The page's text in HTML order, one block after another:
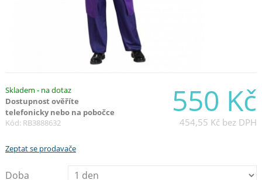
550 Kč
454,55 Kč bez DPH
Skladem - na dotaz
Dostupnost ověříte
telefonicky nebo na pobočce
Kód: RB3888632
Zeptat se prodavače
Doba